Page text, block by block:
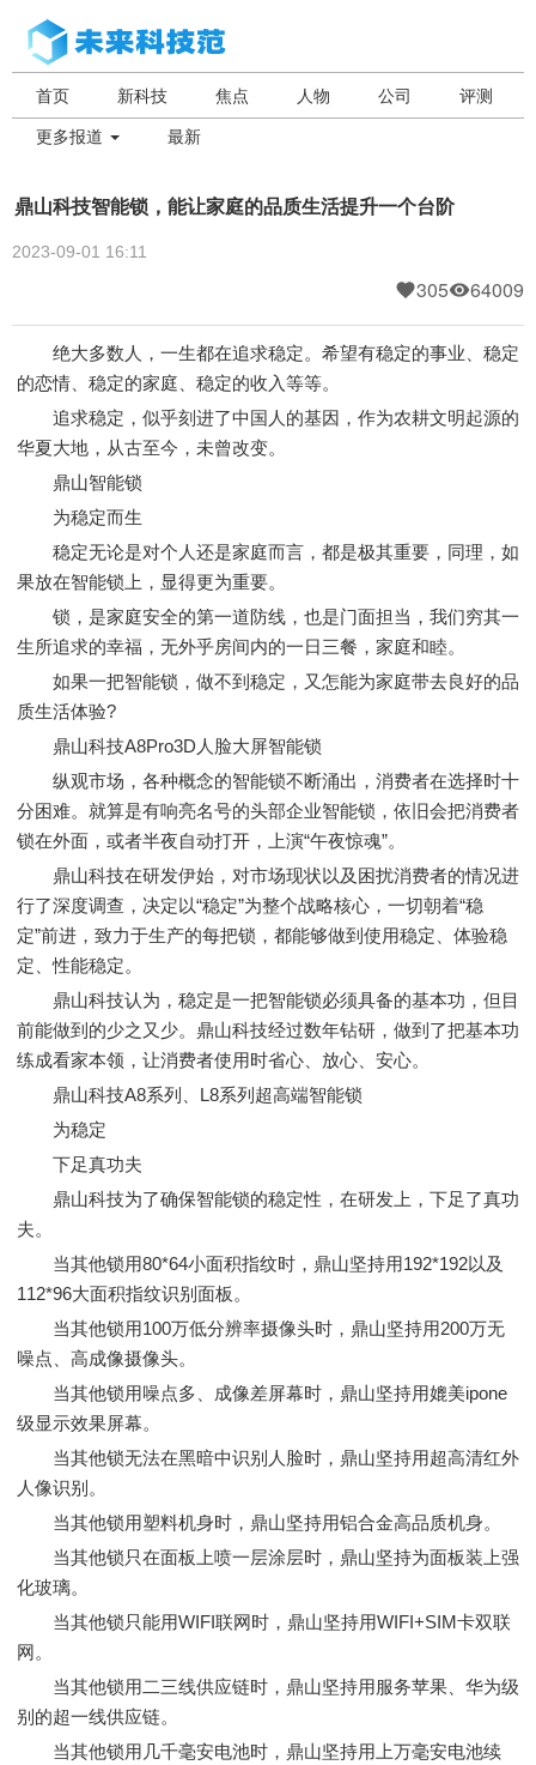
首页 新科技 焦点 人物 公司 评测
更多报道 最新
鼎山科技智能锁，能让家庭的品质生活提升一个台阶
2023-09-01 16:11
305 64009
绝大多数人，一生都在追求稳定。希望有稳定的事业、稳定
的恋情、稳定的家庭、稳定的收入等等。
追求稳定，似乎刻进了中国人的基因，作为农耕文明起源的
华夏大地，从古至今，未曾改变。
鼎山智能锁
为稳定而生
稳定无论是对个人还是家庭而言，都是极其重要，同理，如
果放在智能锁上，显得更为重要。
锁，是家庭安全的第一道防线，也是门面担当，我们穷其一
生所追求的幸福，无外乎房间内的一日三餐，家庭和睦。
如果一把智能锁，做不到稳定，又怎能为家庭带去良好的品
质生活体验?
鼎山科技A8Pro3D人脸大屏智能锁
纵观市场，各种概念的智能锁不断涌出，消费者在选择时十
分困难。就算是有响亮名号的头部企业智能锁，依旧会把消费者
锁在外面，或者半夜自动打开，上演“午夜惊魂”。
鼎山科技在研发伊始，对市场现状以及困扰消费者的情况进
行了深度调查，决定以“稳定”为整个战略核心，一切朝着“稳
定”前进，致力于生产的每把锁，都能够做到使用稳定、体验稳
定、性能稳定。
鼎山科技认为，稳定是一把智能锁必须具备的基本功，但目
前能做到的少之又少。鼎山科技经过数年钻研，做到了把基本功
练成看家本领，让消费者使用时省心、放心、安心。
鼎山科技A8系列、L8系列超高端智能锁
为稳定
下足真功夫
鼎山科技为了确保智能锁的稳定性，在研发上，下足了真功
夫。
当其他锁用80*64小面积指纹时，鼎山坚持用192*192以及
112*96大面积指纹识别面板。
当其他锁用100万低分辨率摄像头时，鼎山坚持用200万无
噪点、高成像摄像头。
当其他锁用噪点多、成像差屏幕时，鼎山坚持用媲美ipone
级显示效果屏幕。
当其他锁无法在黑暗中识别人脸时，鼎山坚持用超高清红外
人像识别。
当其他锁用塑料机身时，鼎山坚持用铝合金高品质机身。
当其他锁只在面板上喷一层涂层时，鼎山坚持为面板装上强
化玻璃。
当其他锁只能用WIFI联网时，鼎山坚持用WIFI+SIM卡双联
网。
当其他锁用二三线供应链时，鼎山坚持用服务苹果、华为级
别的超一线供应链。
当其他锁用几千毫安电池时，鼎山坚持用上万毫安电池续